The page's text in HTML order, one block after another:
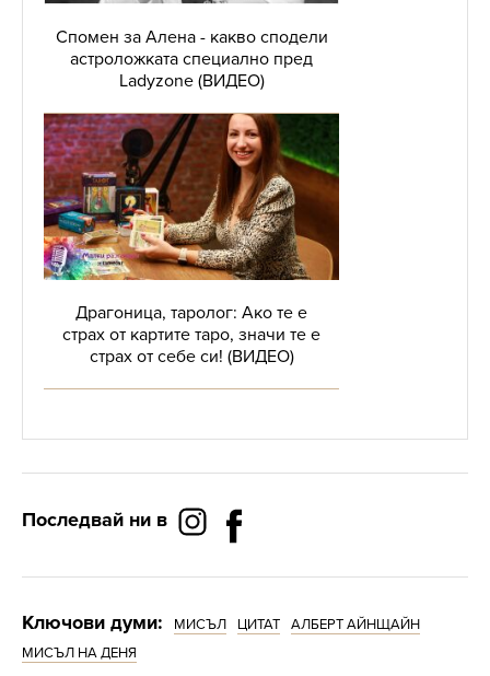
Спомен за Алена - какво сподели
астроложката специално пред
Ladyzone (ВИДЕО)
Драгоница, таролог: Ако те е
страх от картите таро, значи те е
страх от себе си! (ВИДЕО)
Последвай ни в
Ключови думи: МИСЪЛ ЦИТАТ
АЛБЕРТ АЙНЩАЙН
МИСЪЛ НА ДЕНЯ